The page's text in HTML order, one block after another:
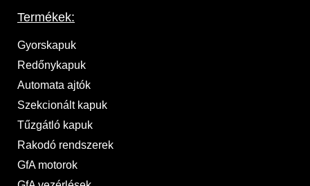
Termékek:
Gyorskapuk
Redőnykapuk
Automata ajtók
Szekcionált kapuk
Tűzgátló kapuk
Rakodó rendszerek
GfA motorok